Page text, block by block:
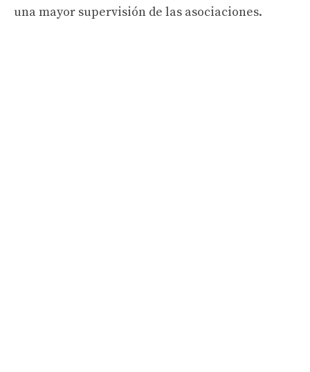
una mayor supervisión de las asociaciones.